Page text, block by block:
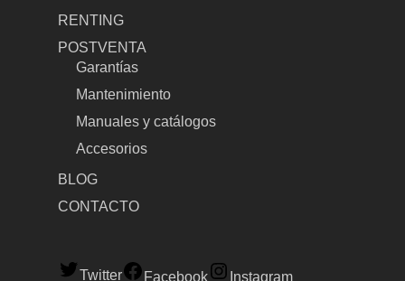
RENTING
POSTVENTA
Garantías
Mantenimiento
Manuales y catálogos
Accesorios
BLOG
CONTACTO
Twitter Facebook Instagram